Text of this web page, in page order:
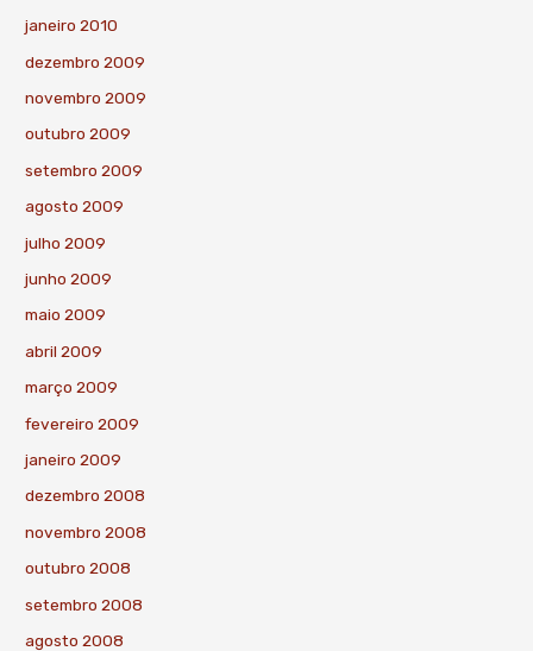
janeiro 2010
dezembro 2009
novembro 2009
outubro 2009
setembro 2009
agosto 2009
julho 2009
junho 2009
maio 2009
abril 2009
março 2009
fevereiro 2009
janeiro 2009
dezembro 2008
novembro 2008
outubro 2008
setembro 2008
agosto 2008